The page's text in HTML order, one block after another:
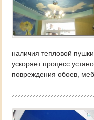
наличия тепловой
ускоряет процесс
повреждения обоев,